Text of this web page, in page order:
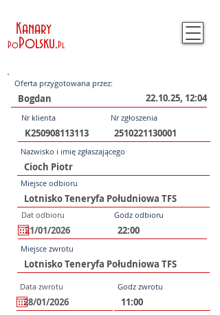
Kanary
PoPolsku.Pl
Oferta przygotowana przez:
22.10.25, 12:04
Nr klienta Nr zgłoszenia
Nazwisko i imię zgłaszającego
Miejsce odbioru
Dat odbioru Godz odbioru
Miejsce zwrotu
Data zwrotu Godz zwrotu